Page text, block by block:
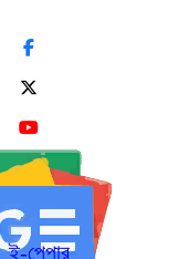
ই-পেপার